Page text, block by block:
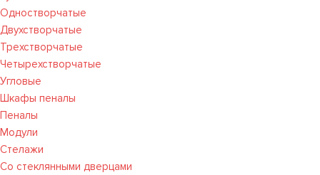
Одностворчатые
Двухстворчатые
Трехстворчатые
Четырехстворчатые
Угловые
Шкафы пеналы
Пеналы
Модули
Стелажи
Со стеклянными дверцами